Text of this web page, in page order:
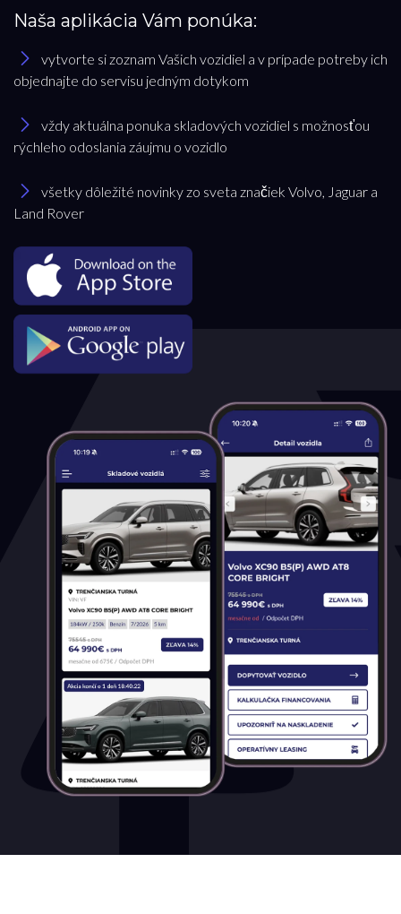
Naša aplikácia Vám ponúka:
vytvorte si zoznam Vašich vozidiel a v prípade potreby ich
objednajte do servisu jedným dotykom
vždy aktuálna ponuka skladových vozidiel s možnosťou
rýchleho odoslania záujmu o vozidlo
všetky dôležité novinky zo sveta značiek Volvo, Jaguar a
Land Rover